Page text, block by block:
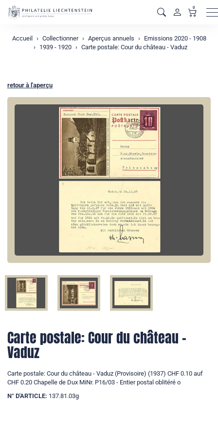
0
Accueil Collectionner Aperçus annuels
Emissions 2020 - 1908
1939 - 1920
Carte postale: Cour du château - Vaduz
retour à l'aperçu
Carte postale: Cour du château -
Vaduz
Carte postale: Cour du château - Vaduz (Provisoire) (1937) CHF 0.10 auf
CHF 0.20 Chapelle de Dux MiNr. P16/03 - Entier postal oblitéré o
N° D'ARTICLE: 137.81.03g